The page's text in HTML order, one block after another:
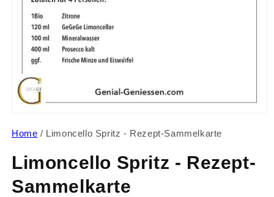
in
Home / Limoncello Spritz - Rezept-Sammelkarte
Limoncello Spritz - Rezept-
Sammelkarte